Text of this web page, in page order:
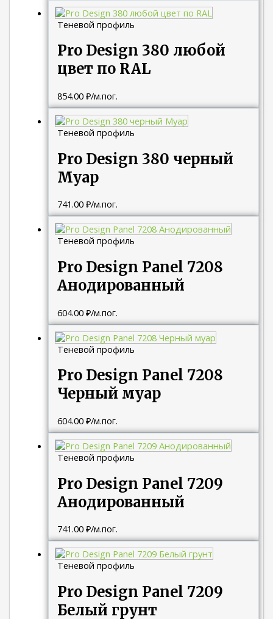
Теневой профиль
Pro Design 380 любой
цвет по RAL
854.00₽/м.пог.
Теневой профиль
Pro Design 380 черный
Муар
741.00₽/м.пог.
Теневой профиль
Pro Design Panel 7208
Анодированный
604.00₽/м.пог.
Теневой профиль
Pro Design Panel 7208
Черный муар
604.00₽/м.пог.
Теневой профиль
Pro Design Panel 7209
Анодированный
741.00₽/м.пог.
Теневой профиль
Pro Design Panel 7209
Белый грунт